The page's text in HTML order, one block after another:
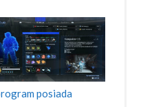
posiada